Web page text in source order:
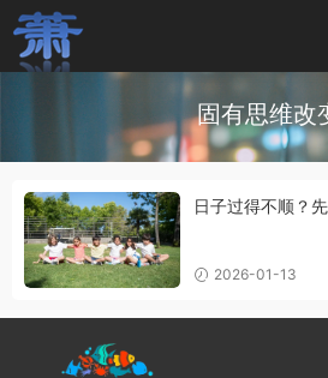
固有思维改
日子过得不顺？
2026-01-13